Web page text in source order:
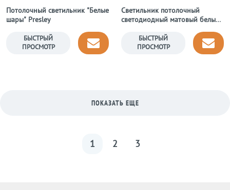
Потолочный светильник "Белые
шары" Presley
БЫСТРЫЙ
ПРОСМОТР
Светильник потолочный
светодиодный матовый белый
БЫСТРЫЙ
ПРОСМОТР
ПОКАЗАТЬ ЕЩЕ
1 2 3